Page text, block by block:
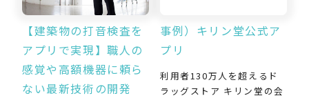
【建築物の打音検査を
アプリで実現】職人の
感覚や高額機器に頼ら
ない最新技術の開発
事例）キリン堂公式ア
プリ
利用者130万人を超えるド
ラッグストア キリン堂の会